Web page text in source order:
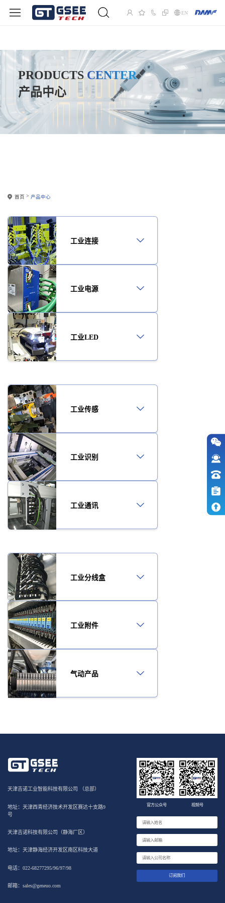
EN
PRODUCTSCENTER
产品中心
首页 产品中心
工业连接
工业电源
工业LED
工业传感
工业识别
工业通讯
工业分线盒
工业附件
气动产品
天津吉诺工业智能科技有限公司 （总部）
地址：天津西青经济技术开发区赛达十支路9
号
天津吉诺科技有限公司（静海厂区）
地址：天津静海经济开发区南区科技大道
电话：022-68277295/96/97/98
邮箱：sales@geneuo.com
官方公众号 视频号
订阅我们